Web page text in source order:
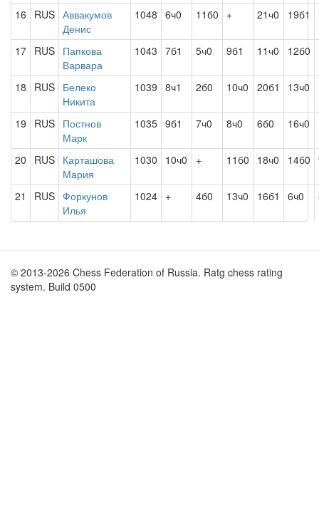
16 RUS Аввакумов
Денис
1048 6ч0 11б0 + 21ч0 19б1
17 RUS Папкова
Варвара
1043 7б1 5ч0 9б1 11ч0 12б0
18 RUS Белеко
Никита
1039 8ч1 2б0 10ч0 20б1 13ч0
19 RUS Постнов
Марк
1035 9б1 7ч0 8ч0 6б0 16ч0
20 RUS Карташова
Мария
1030 10ч0 + 11б0 18ч0 14б0
21 RUS Форкунов
Илья
1024 + 4б0 13ч0 16б1 6ч0
© 2013-2026 Chess Federation of Russia. Ratg chess rating
system. Build 0500